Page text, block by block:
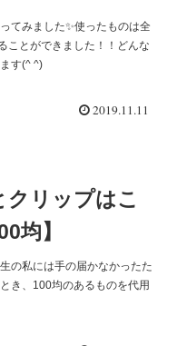
てみました✨使ったものは全
ことができました！！どんな
す(^ ^)
2019.11.11
クリップはこ
均】
の私には手の届かなかったた
き、100均のあるものを代用